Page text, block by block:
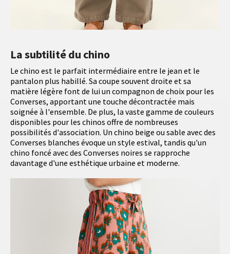
La subtilité du chino
Le chino est le parfait intermédiaire entre le jean et le
pantalon plus habillé. Sa coupe souvent droite et sa
matière légère font de lui un compagnon de choix pour les
Converses, apportant une touche décontractée mais
soignée à l'ensemble. De plus, la vaste gamme de couleurs
disponibles pour les chinos offre de nombreuses
possibilités d'association. Un chino beige ou sable avec des
Converses blanches évoque un style estival, tandis qu'un
chino foncé avec des Converses noires se rapproche
davantage d'une esthétique urbaine et moderne.